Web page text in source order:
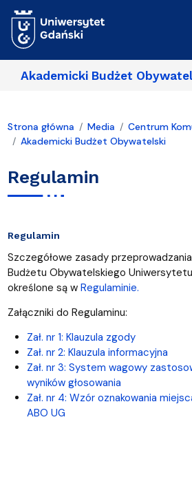
Akademicki Budżet
Strona główna Media
Centrum
Akademicki Budżet Obywatelski
Regulamin
Regulamin
Szczegółowe zasady
Budżetu Obywatelskiego
określone są w Regulaminie.
Załączniki do Regulaminu:
Zał. nr 1: Klauzula zgody
Zał. nr 2: Klauzula informacyjna
Zał. nr 3: System wagowy
wyników głosowania
Zał. nr 4: Wzór oznakowania
ABO UG